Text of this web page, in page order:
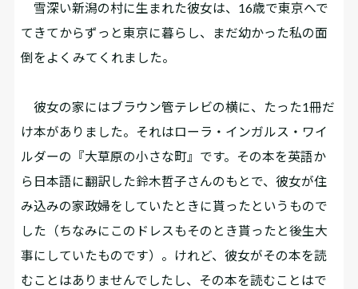
雪深い新潟の村に生まれた彼女は、16歳で東京へで
てきてからずっと東京に暮らし、まだ幼かった私の面
倒をよくみてくれました。
彼女の家にはブラウン管テレビの横に、たった1冊だ
け本がありました。それはローラ・インガルス・ワイ
ルダーの『大草原の小さな町』です。その本を英語か
ら日本語に翻訳した鈴木哲子さんのもとで、彼女が住
み込みの家政婦をしていたときに貰ったというもので
した（ちなみにこのドレスもそのとき貰ったと後生大
事にしていたものです）。けれど、彼女がその本を読
むことはありませんでしたし、その本を読むことはで